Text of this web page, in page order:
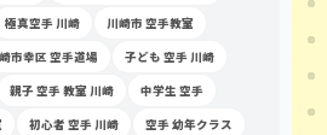
極真空手 川崎
川崎市 空手教室
市幸区 空手道場
子ども 空手 川崎
親子 空手 教室 川崎
中学生 空手
初心者 空手 川崎
空手 幼年クラス